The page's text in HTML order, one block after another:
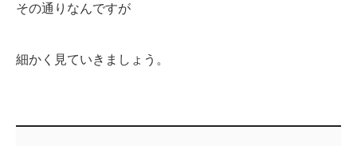
その通りなんですが
細かく見ていきましょう。